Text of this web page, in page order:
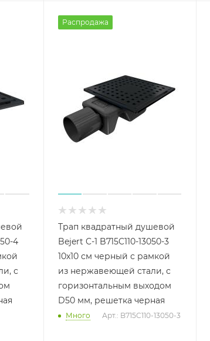
4
с
Распродажа
Трап квадратный душевой
Bejert C-1 B715C110-13050-3
10х10 см черный с рамкой
из нержавеющей стали, с
горизонтальным выходом
D50 мм, решетка черная
Много Арт.: B715C110-13050-3